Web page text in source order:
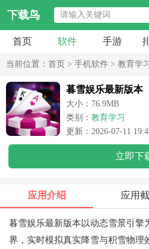
下载鸟
首页 软件 手游
当前位置： 首页 > 手机软件 > 教育学习
暮雪娱乐最新版本
大小：76.9MB
类别： 教育学习
更新：2026-07-11
立即下
应用介绍 应用
暮雪娱乐最新版本以动态雪景引擎
界，实时模拟真实降雪与积雪物理